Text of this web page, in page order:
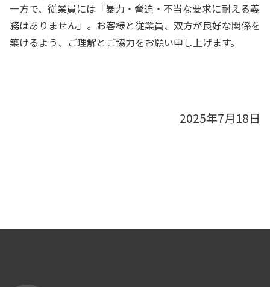
一方で、従業員には「暴力・脅迫・不当な要求に耐える義
務はありません」。お客様と従業員、双方が良好な関係を
築けるよう、ご理解とご協力をお願い申し上げます。
2025年7月18日